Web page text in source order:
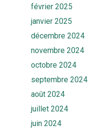
février 2025
janvier 2025
décembre 2024
novembre 2024
octobre 2024
septembre 2024
août 2024
juillet 2024
juin 2024